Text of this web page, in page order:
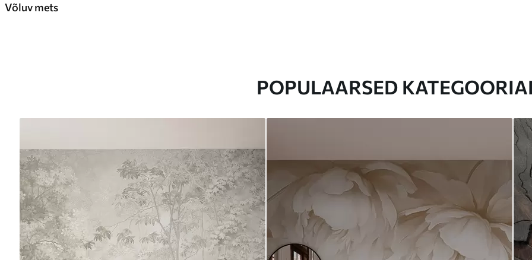
Võluv mets
POPULAARSED